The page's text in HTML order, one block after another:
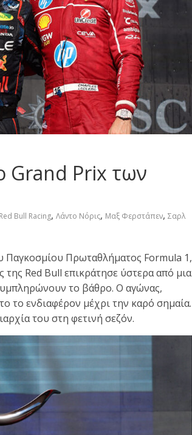
Grand Prix των
Red Bull Racing, Λάντο Νόρις, Μαξ Φερστάπεν, Σαρλ
Παγκοσμίου Πρωταθλήματος Formula 1,
Red Bull επικράτησε ύστερα από μια
το βάθρο. Ο αγώνας,
το ενδιαφέρον μέχρι την καρό σημαία.
του στη φετινή σεζόν.